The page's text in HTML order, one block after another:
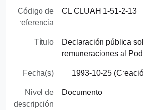
Código de
referencia
CL CLUAH 1-51-2-13
Título
Declaración pública
remuneraciones al
Fecha(s) 1993-10-25
Nivel de
descripción
Documento